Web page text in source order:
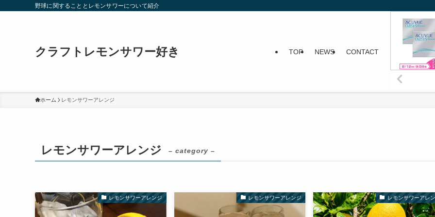
野球に関することとレモンサワーについて紹介
クラフトレモンサワー好き TOP NEWS CONTACT
ホーム レモンサワーアレンジ
レモンサワーアレンジ – category –
レモンサワーアレンジ レモンサワーアレンジ レモンサワーアレ